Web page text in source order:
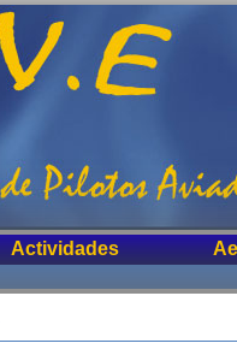
Actividades